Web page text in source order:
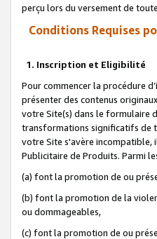
perçu lors du versement de
Conditions Requises
1. Inscription et Eligibilité
Pour commencer la procédure
présenter des contenus
votre Site(s) dans le formulaire
transformations significatifs de
votre Site s'avère incompatible,
Publicitaire de Produits. Parmi
(a) font la promotion de ou
(b) font la promotion de la
ou dommageables,
(c) font la promotion de ou